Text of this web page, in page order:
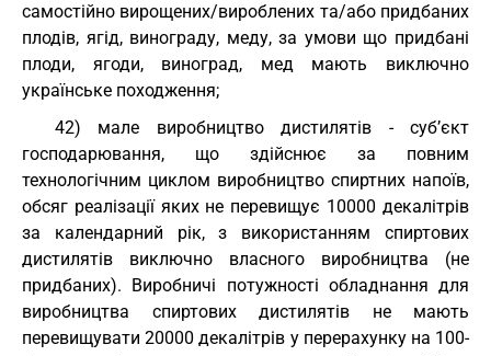
самостійно вирощених/вироблених та/або придбаних
плодів, ягід, винограду, меду, за умови що придбані
плоди, ягоди, виноград, мед мають виключно
українське походження;
42) мале виробництво дистилятів - суб’єкт
господарювання, що здійснює за повним
технологічним циклом виробництво спиртних напоїв,
обсяг реалізації яких не перевищує 10000 декалітрів
за календарний рік, з використанням спиртових
дистилятів виключно власного виробництва (не
придбаних). Виробничі потужності обладнання для
виробництва спиртових дистилятів не мають
перевищувати 20000 декалітрів у перерахунку на 100-